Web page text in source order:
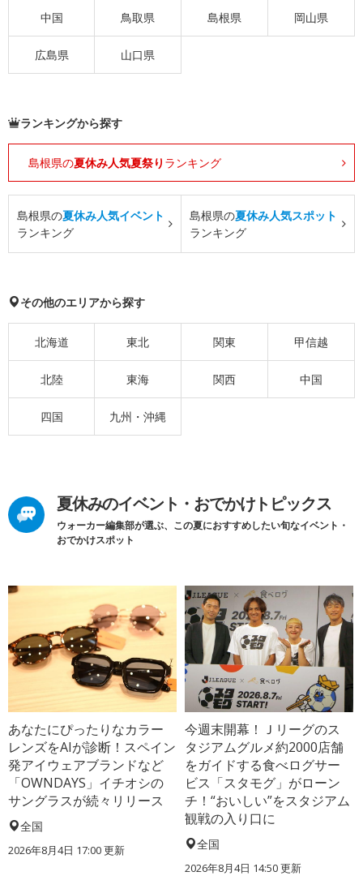
中国 鳥取県 島根県 岡山県
広島県 山口県
ランキングから探す
島根県の夏休み人気夏祭り ランキング
島根県の夏休み人気イベント
ランキング
島根県の夏休み人気スポット
ランキング
その他のエリアから探す
北海道 東北 関東 甲信越
北陸 東海 関西 中国
四国 九州・沖縄
夏休みのイベント・おでかけトピックス
ウォーカー編集部が選ぶ、この夏におすすめしたい旬なイベント・
おでかけスポット
あなたにぴったりなカラー
レンズをAIが診断！スペイン
発アイウェアブランドなど
「OWNDAYS」イチオシの
サングラスが続々リリース
全国
2026年8月4日 17:00更新
今週末開幕！Ｊリーグのス
タジアムグルメ約2000店舗
をガイドする食べログサー
ビス「スタモグ」がローン
チ！“おいしい”をスタジアム
観戦の入り口に
全国
2026年8月4日 14:50更新